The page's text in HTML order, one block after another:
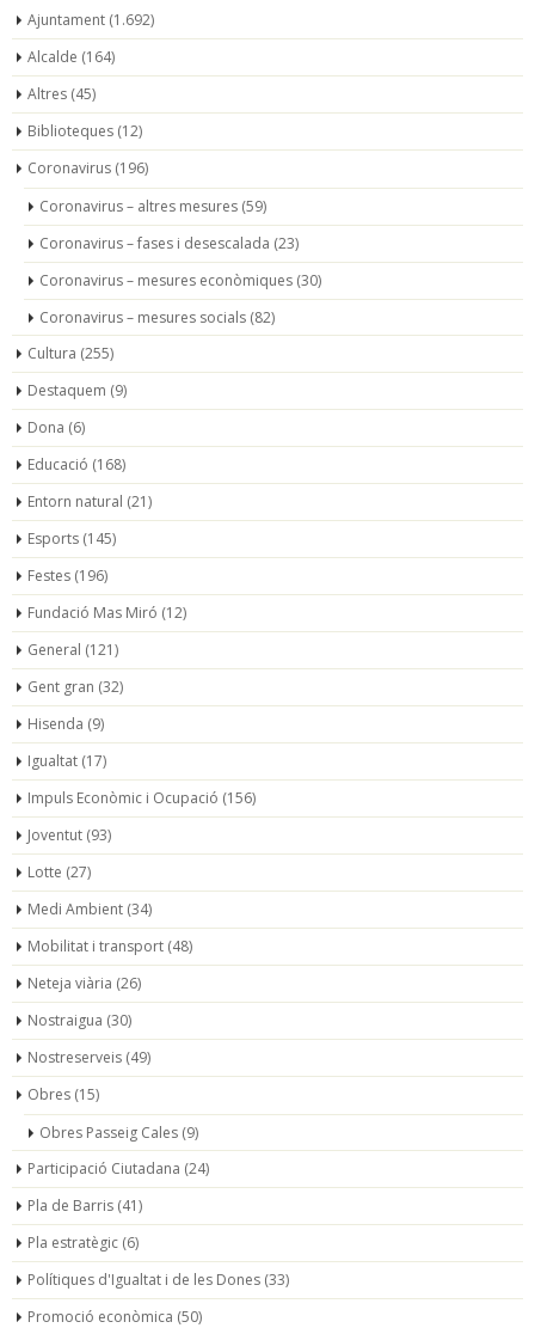
Ajuntament (1.692)
Alcalde (164)
Altres (45)
Biblioteques (12)
Coronavirus (196)
Coronavirus – altres mesures (59)
Coronavirus – fases i desescalada (23)
Coronavirus – mesures econòmiques (30)
Coronavirus – mesures socials (82)
Cultura (255)
Destaquem (9)
Dona (6)
Educació (168)
Entorn natural (21)
Esports (145)
Festes (196)
Fundació Mas Miró (12)
General (121)
Gent gran (32)
Hisenda (9)
Igualtat (17)
Impuls Econòmic i Ocupació (156)
Joventut (93)
Lotte (27)
Medi Ambient (34)
Mobilitat i transport (48)
Neteja viària (26)
Nostraigua (30)
Nostreserveis (49)
Obres (15)
Obres Passeig Cales (9)
Participació Ciutadana (24)
Pla de Barris (41)
Pla estratègic (6)
Polítiques d'Igualtat i de les Dones (33)
Promoció econòmica (50)